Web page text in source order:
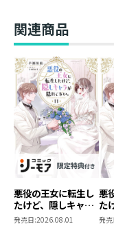
もう3冊です！
成長したキャラク
しく描きたいと思
いつもありがとう
関連商品
悪役の王女に転生し
たけど、隠しキャラ
が隠れてない。
発売日:2026.08.01
悪
た
が
発